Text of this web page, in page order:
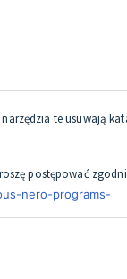
te usuwają
postępować
nero-programs-